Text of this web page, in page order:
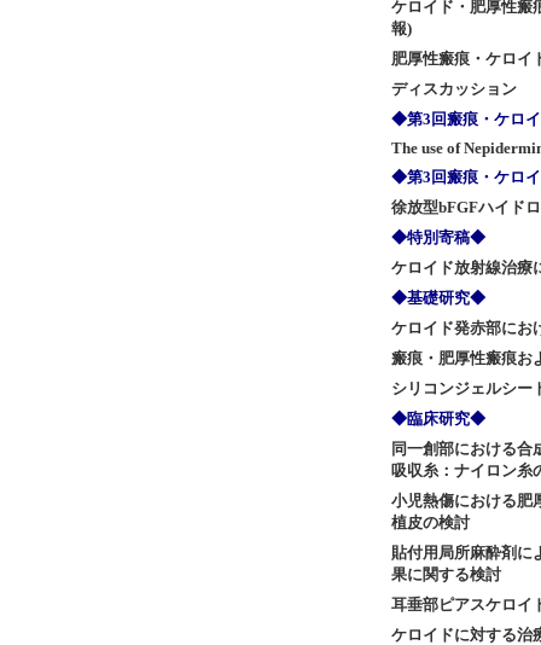
ケロイド・肥厚性瘢
報)
肥厚性瘢痕・ケロ
ディスカッション
◆第3回瘢痕・ケロ
The use of
◆第3回瘢痕・ケロ
徐放型bFGFハイド
◆特別寄稿◆
ケロイド放射線治療
◆基礎研究◆
ケロイド発赤部にお
瘢痕・肥厚性瘢痕お
シリコンジェルシー
◆臨床研究◆
同一創部における合
吸収糸：ナイロン糸
小児熱傷における肥
植皮の検討
貼付用局所麻酔剤に
果に関する検討
耳垂部ピアスケロイ
ケロイドに対する治